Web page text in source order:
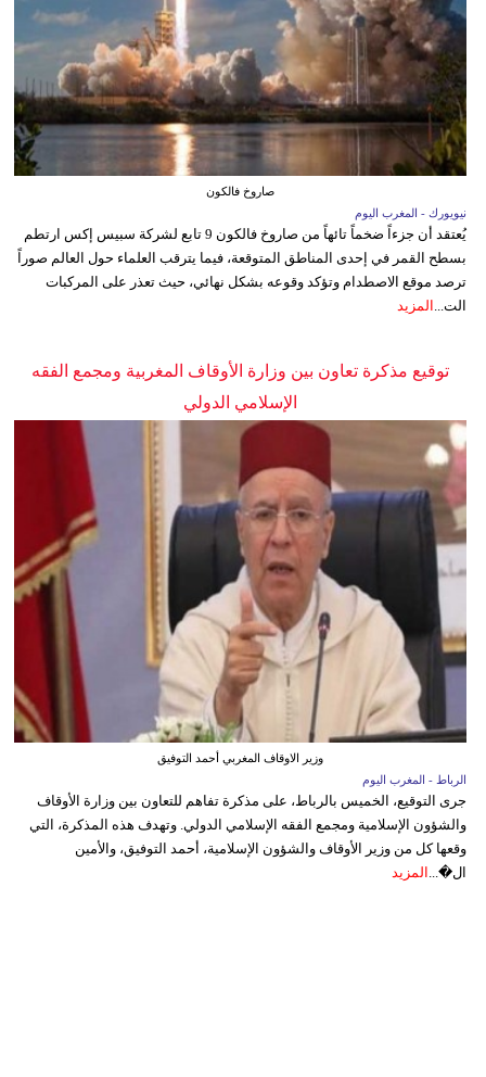
صاروخ فالكون
نيويورك - المغرب اليوم
يُعتقد أن جزءاً ضخماً تائهاً من صاروخ فالكون 9 تابع لشركة سبيس إكس ارتطم
بسطح القمر في إحدى المناطق المتوقعة، فيما يترقب العلماء حول العالم صوراً
ترصد موقع الاصطدام وتؤكد وقوعه بشكل نهائي، حيث تعذر على المركبات
الت... المزيد
توقيع مذكرة تعاون بين وزارة الأوقاف المغربية ومجمع الفقه
الإسلامي الدولي
وزير الاوقاف المغربي أحمد التوفيق
الرباط - المغرب اليوم
جرى التوقيع، الخميس بالرباط، على مذكرة تفاهم للتعاون بين وزارة الأوقاف
والشؤون الإسلامية ومجمع الفقه الإسلامي الدولي. وتهدف هذه المذكرة، التي
وقعها كل من وزير الأوقاف والشؤون الإسلامية، أحمد التوفيق، والأمين
ال�... المزيد